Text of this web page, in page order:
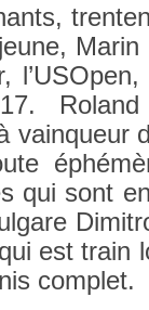
vain­queur
qui sont
est train
com­plet.